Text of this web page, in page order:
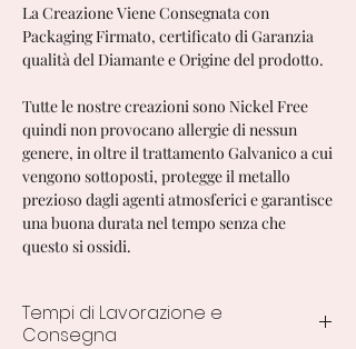
La Creazione Viene Consegnata con
Packaging Firmato, certificato di Garanzia
qualità del Diamante e Origine del prodotto.
Tutte le nostre creazioni sono Nickel Free
quindi non provocano allergie di nessun
genere, in oltre il trattamento Galvanico a cui
vengono sottoposti, protegge il metallo
prezioso dagli agenti atmosferici e garantisce
una buona durata nel tempo senza che
questo si ossidi.
Tempi di Lavorazione e
Consegna